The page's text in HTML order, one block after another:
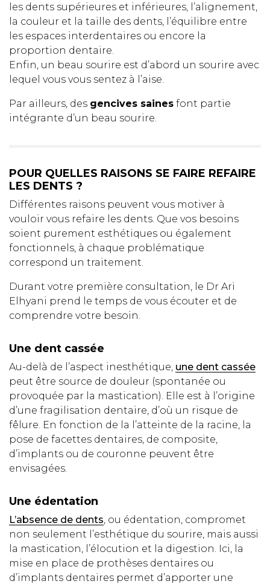
les dents supérieures et inférieures, l’alignement,
la couleur et la taille des dents, l’équilibre entre
les espaces interdentaires ou encore la
proportion dentaire.
Enfin, un beau sourire est d’abord un sourire avec
lequel vous vous sentez à l’aise.
Par ailleurs, des gencives saines font partie
intégrante d’un beau sourire.
POUR QUELLES RAISONS SE FAIRE REFAIRE
LES DENTS ?
Différentes raisons peuvent vous motiver à
vouloir vous refaire les dents. Que vos besoins
soient purement esthétiques ou également
fonctionnels, à chaque problématique
correspond un traitement.
Durant votre première consultation, le Dr Ari
Elhyani prend le temps de vous écouter et de
comprendre votre besoin.
Une dent cassée
Au-delà de l’aspect inesthétique, une dent cassée
peut être source de douleur (spontanée ou
provoquée par la mastication). Elle est à l’origine
d’une fragilisation dentaire, d’où un risque de
fêlure. En fonction de la l’atteinte de la racine, la
pose de facettes dentaires, de composite,
d’implants ou de couronne peuvent être
envisagées.
Une édentation
L’absence de dents, ou édentation, compromet
non seulement l’esthétique du sourire, mais aussi
la mastication, l’élocution et la digestion. Ici, la
mise en place de prothèses dentaires ou
d’implants dentaires permet d’apporter une